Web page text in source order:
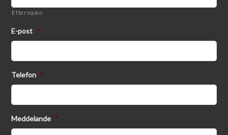
Efternamn
E-post *
Telefon *
Meddelande *